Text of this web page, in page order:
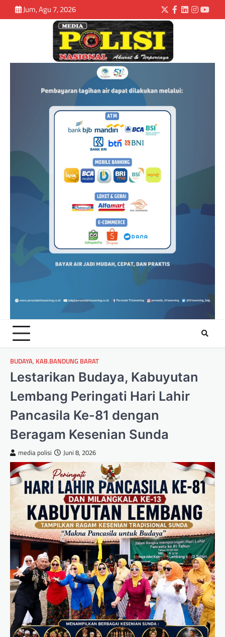
Jum, Agu 7, 2026
BUDAYA, KAB.BANDUNG BARAT
Lestarikan Budaya, Kabuyutan
Lembang Peringati Hari Lahir
Pancasila Ke-81 dengan
Beragam Kesenian Sunda
media polisi Juni 8, 2026